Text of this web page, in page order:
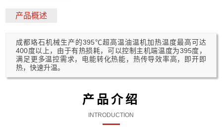
产品概述
成都珞石机械生产的395℃超高温油温机加热温度最高可达
400度以上，由于有热损耗，可以控制主机端温度为395度，
满足更多温控需求，电能转化热能，热传导效率高，即开即
热，快速升温。
产品介绍
INTRODUCTION